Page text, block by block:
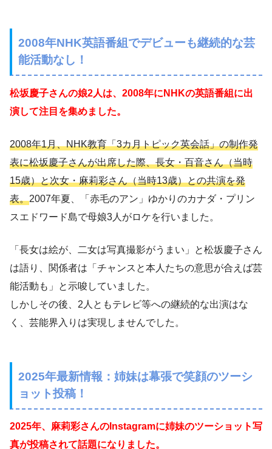
2008年NHK英語番組でデビューも継続的な芸
能活動なし！
松坂慶子さんの娘2人は、2008年にNHKの英語番組に出
演して注目を集めました。
2008年1月、NHK教育「3カ月トピック英会話」の制作発
表に松坂慶子さんが出席した際、長女・百音さん（当時
15歳）と次女・麻莉彩さん（当時13歳）との共演を発
表。2007年夏、「赤毛のアン」ゆかりのカナダ・プリン
スエドワード島で母娘3人がロケを行いました。
「長女は絵が、二女は写真撮影がうまい」と松坂慶子さん
は語り、関係者は「チャンスと本人たちの意思が合えば芸
能活動も」と示唆していました。
しかしその後、2人ともテレビ等への継続的な出演はな
く、芸能界入りは実現しませんでした。
2025年最新情報：姉妹は幕張で笑顔のツーシ
ョット投稿！
2025年、麻莉彩さんのInstagramに姉妹のツーショット写
真が投稿されて話題になりました。